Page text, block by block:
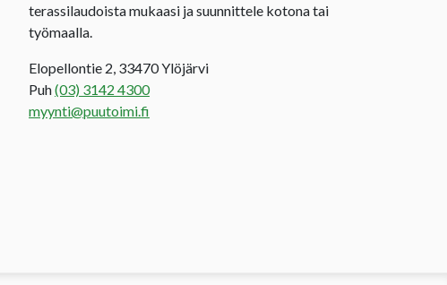
terassilaudoista mukaasi ja suunnittele kotona tai
työmaalla.
Elopellontie 2, 33470 Ylöjärvi
Puh(03) 3142 4300
myynti@puutoimi.fi